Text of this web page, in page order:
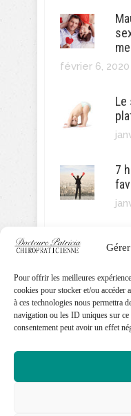
Pour offrir les meilleures
cookies pour stocker et/ou accéder
à ces technologies nous permettra
navigation ou les ID uniques sur
consentement peut avoir un effet
février 6, 2020
Le
7
SUIVEZ